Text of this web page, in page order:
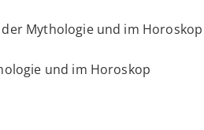
Mythologie und im Horoskop
und im Horoskop